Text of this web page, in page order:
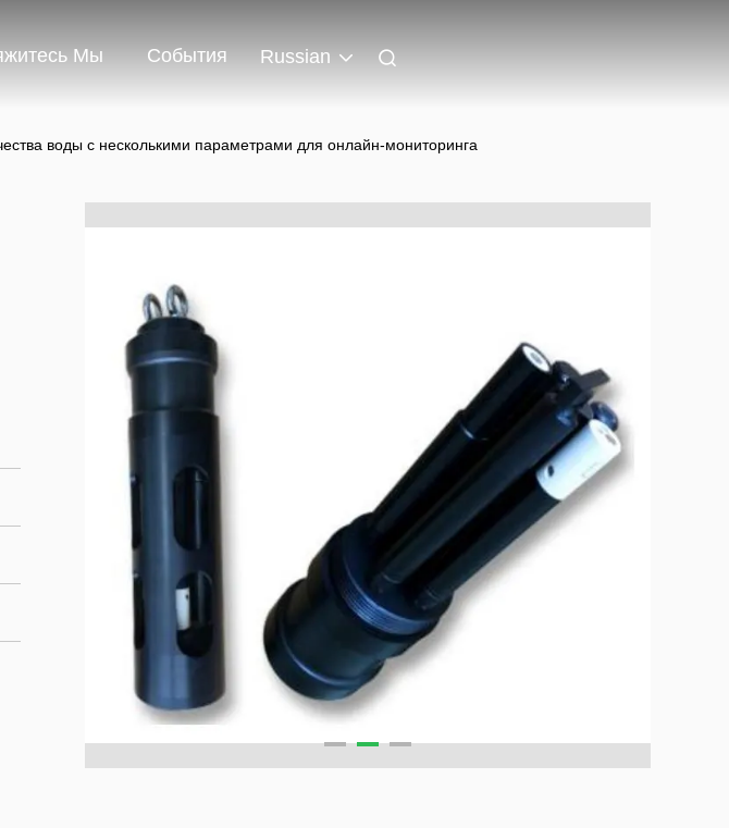
Мы События Russian
воды с несколькими параметрами для онлайн-мониторинга